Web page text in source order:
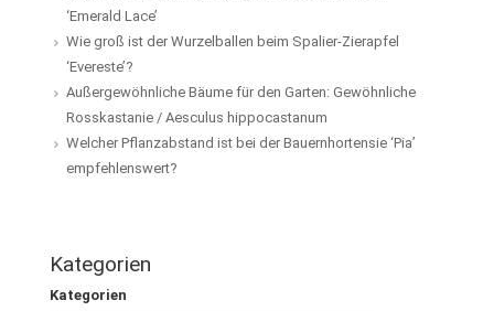
‘Emerald Lace’
Wie groß ist der Wurzelballen beim Spalier-Zierapfel
‘Evereste’?
Außergewöhnliche Bäume für den Garten: Gewöhnliche
Rosskastanie / Aesculus hippocastanum
Welcher Pflanzabstand ist bei der Bauernhortensie ‘Pia’
empfehlenswert?
Kategorien
Kategorien